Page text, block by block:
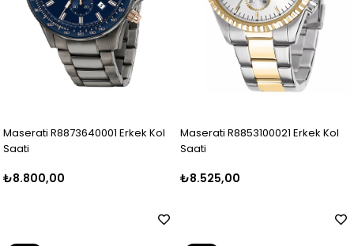
Maserati R8873640001 Erkek Kol
Saati
₺8.800,00
Maserati R8853100021 Erkek Kol
Saati
₺8.525,00